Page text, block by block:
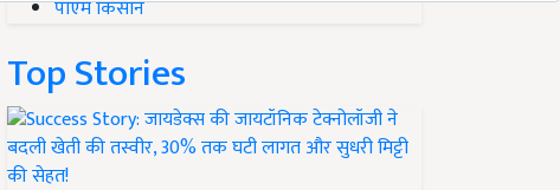
पीएम किसान
Top Stories